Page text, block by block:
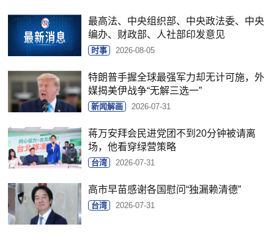
最高法、中央组织部、中央政法委、中央
编办、财政部、人社部印发意见
时事 2026-08-05
特朗普手握全球最强军力却无计可施，外
媒揭美伊战争“无解三选一”
新闻解画 2026-07-31
蒋万安拜会民进党团不到20分钟被请离
场，他看穿绿营策略
台湾 2026-07-31
高市早苗感谢各国慰问“独漏赖清德”
台湾 2026-07-31